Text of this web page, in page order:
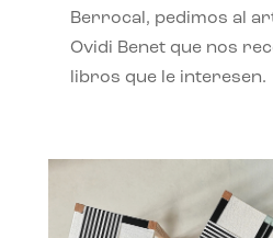
Berrocal, pedimos al
Ovidi Benet que nos
libros que le interesen.